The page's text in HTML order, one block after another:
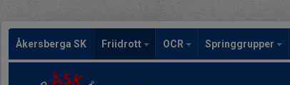
Åkersberga SK Friidrott OCR Springgrupper